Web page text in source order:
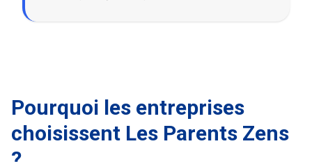
Pourquoi les entreprises
choisissent Les Parents Zens